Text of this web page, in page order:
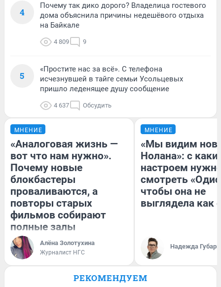
4
Почему так дико дорого? Владелица гостевого
дома объяснила причины недешёвого отдыха
на Байкале
4 809 9
5
«Простите нас за всё». С телефона
исчезнувшей в тайге семьи Усольцевых
пришло леденящее душу сообщение
4 637 Обсудить
МНЕНИЕ
«Аналоговая жизнь —
вот что нам нужно».
Почему новые
блокбастеры
проваливаются, а
повторы старых
фильмов собирают
полные залы
Алёна Золотухина
Журналист НГС
МНЕНИЕ
«Мы видим
Нолана»: с
настроем
смотреть
чтобы она не
выглядела как
Надежда Губарь
РЕКОМЕНДУЕМ